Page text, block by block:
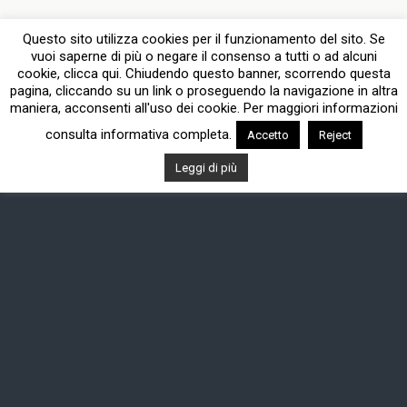
Questo sito utilizza cookies per il funzionamento del sito. Se
vuoi saperne di più o negare il consenso a tutti o ad alcuni
cookie, clicca qui. Chiudendo questo banner, scorrendo questa
pagina, cliccando su un link o proseguendo la navigazione in altra
maniera, acconsenti all'uso dei cookie. Per maggiori informazioni
consulta informativa completa.
Accetto Reject
Leggi di più